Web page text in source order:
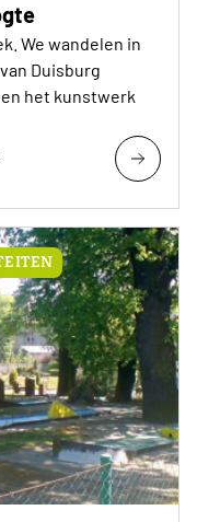
We wandelen in
Duisburg
het kunstwerk